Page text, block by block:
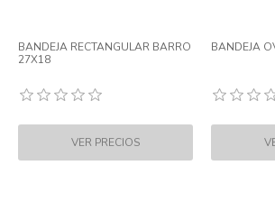
BANDEJA RECTANGULAR BARRO
27X18
BANDEJA